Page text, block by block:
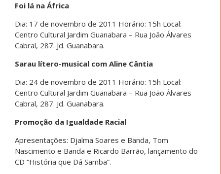
Foi lá na África
Dia: 17 de novembro de 2011 Horário: 15h Local:
Centro Cultural Jardim Guanabara – Rua João Álvares
Cabral, 287. Jd. Guanabara.
Sarau lítero-musical com Aline Cântia
Dia: 24 de novembro de 2011 Horário: 15h Local:
Centro Cultural Jardim Guanabara – Rua João Álvares
Cabral, 287. Jd. Guanabara.
Promoção da Igualdade Racial
Apresentações: Djalma Soares e Banda, Tom
Nascimento e Banda e Ricardo Barrão, lançamento do
CD “História que Dá Samba”.